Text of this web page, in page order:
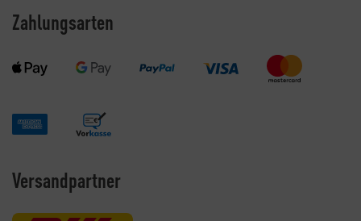
Zahlungsarten
Versandpartner